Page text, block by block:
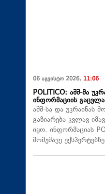
06 აგვისტო 2026, 11:06
POLITICO: აშშ-მა
ინფორმაციის
აშშ-სა და უკრაინას
გაზიარება კვლავ
იყო. ინფორმაციას
მომუშავე